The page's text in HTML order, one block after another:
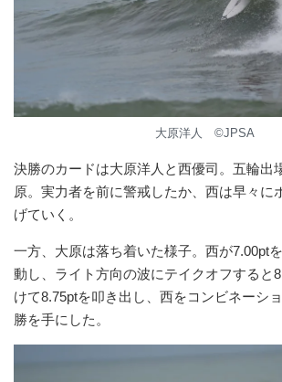
大原洋人 ©️JPSA
決勝のカードは大原洋人と西優司。五輪出
原。実力者を前に警戒したか、西は早々に
げていく。
一方、大原は落ち着いた様子。西が7.00pt
動し、ライト方向の波にテイクオフすると
けて8.75ptを叩き出し、西をコンビネーシ
勝を手にした。